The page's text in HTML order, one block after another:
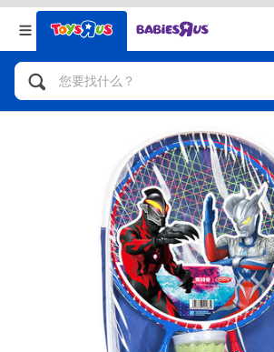
返回
分类目录
人气英雄，角色扮演，射击玩具
自行车，滑板车，骑乘车
拼砌组合及乐高LEGO
玩具车，货车，火车及遥控系列
手工艺，文具，蜡笔，泥胶，画板
返回
品牌